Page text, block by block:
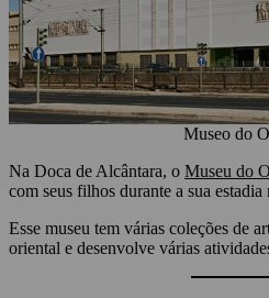
Museo do
Na Doca de Alcântara, o Museu do
com seus filhos durante a sua estadia
Esse museu tem várias coleções de
oriental e desenvolve várias